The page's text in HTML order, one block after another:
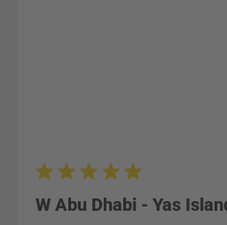
W Abu Dhabi - Yas